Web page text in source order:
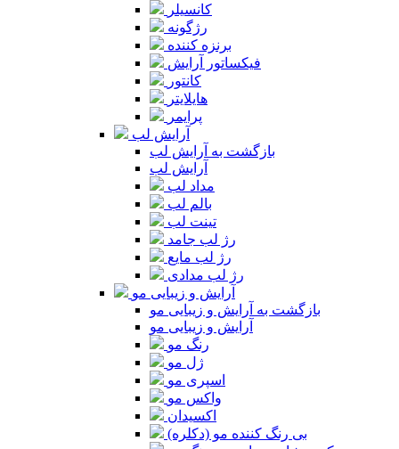
کانسیلر
رژگونه
برنزه کننده
فیکساتور آرایش
کانتور
هایلایتر
پرایمر
آرایش لب
بازگشت به آرایش لب
آرایش لب
مداد لب
بالم لب
تینت لب
رژ لب جامد
رژ لب مایع
رژ لب مدادی
آرایش و زیبایی مو
بازگشت به آرایش و زیبایی مو
آرایش و زیبایی مو
رنگ مو
ژل مو
اسپری مو
واکس مو
اکسیدان
بی رنگ کننده مو (دکلره)